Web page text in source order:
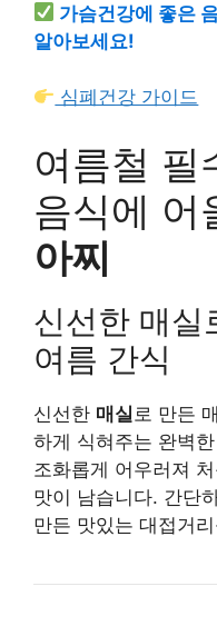
가슴건강에 좋은
알아보세요!
심폐건강 가이드
여름철 필
음식에 어
아찌
신선한 매실
여름 간식
신선한 매실 로 만든
하게 식혀주는 완벽한
조화롭게 어우러져
맛이 남습니다. 간단
만든 맛있는 대접거